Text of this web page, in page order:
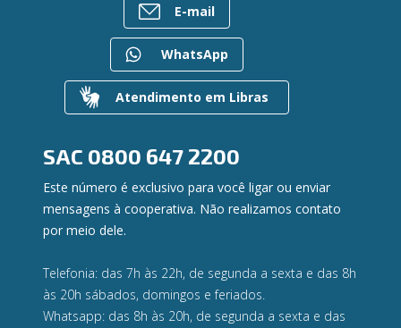
Gerenciar Cookies
Para empresas
Regularização de dívidas
Valores a Receber
Contato
Canal de Ética
Ouvidoria
E-mail
WhatsApp
Atendimento em Libras
SAC 0800 647 2200
Este número é exclusivo para você ligar ou enviar
mensagens à cooperativa. Não realizamos contato
por meio dele.
Telefonia: das 7h às 22h, de segunda a sexta e das 8h
às 20h sábados, domingos e feriados.
Whatsapp: das 8h às 20h, de segunda a sexta e das